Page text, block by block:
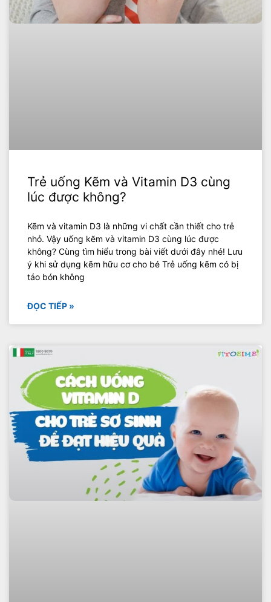
Trẻ uống Kẽm và Vitamin D3 cùng
lúc được không?
Kẽm và vitamin D3 là những vi chất cần thiết cho trẻ
nhỏ. Vậy uống kẽm và vitamin D3 cùng lúc được
không? Cùng tìm hiểu trong bài viết dưới đây nhé! Lưu
ý khi sử dụng kẽm hữu cơ cho bé Trẻ uống kẽm có bị
táo bón không
ĐỌC TIẾP »